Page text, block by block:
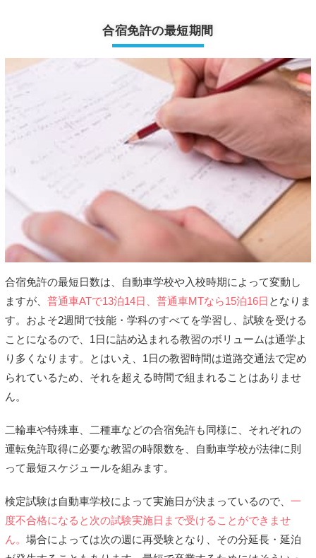
合宿免許の最短期間
合宿免許の最短日数は、自動車学校や入校時期によって変動し
ますが、 普通車ATで13泊14日、普通車MTなら15泊16日 となりま
す。およそ2週間で技能・学科のすべてを学習し、試験を受ける
ことになるので、1日に詰め込まれる教習のボリュームは通学よ
り多くなります。とはいえ、1日の教習時間は道路交通法で定め
られているため、それを超える時間で組まれることはありませ
ん。
二輪車や特殊車、二種車などの合宿免許も同様に、それぞれの
運転免許取得に必要な教習の時限数を、自動車学校が法律に則
って最短スケジュールを組みます。
検定試験は自動車学校によって実施日が決まっているので、 一
度不合格になると次の試験実施日まで受けることができませ
ん。 場合によっては次の週に再受験となり、その分延長・延泊